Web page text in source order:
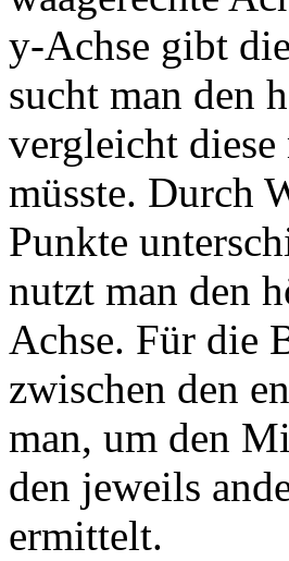
y-Achse gibt
sucht man den
vergleicht
müsste. Durch
Punkte
nutzt man den
Achse. Für die
zwischen den
man, um den
den jeweils
ermittelt.